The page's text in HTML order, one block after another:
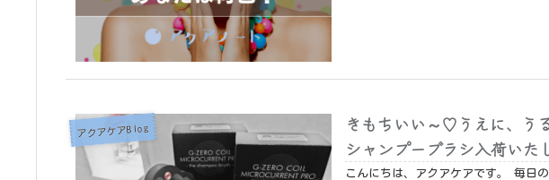
アクアケアBlog
きもちいい～♡うえに、う
シャンプーブラシ入荷いた
こんにちは、アクアケアです。 毎日のシャンプーで、地肌がきちんと洗えて